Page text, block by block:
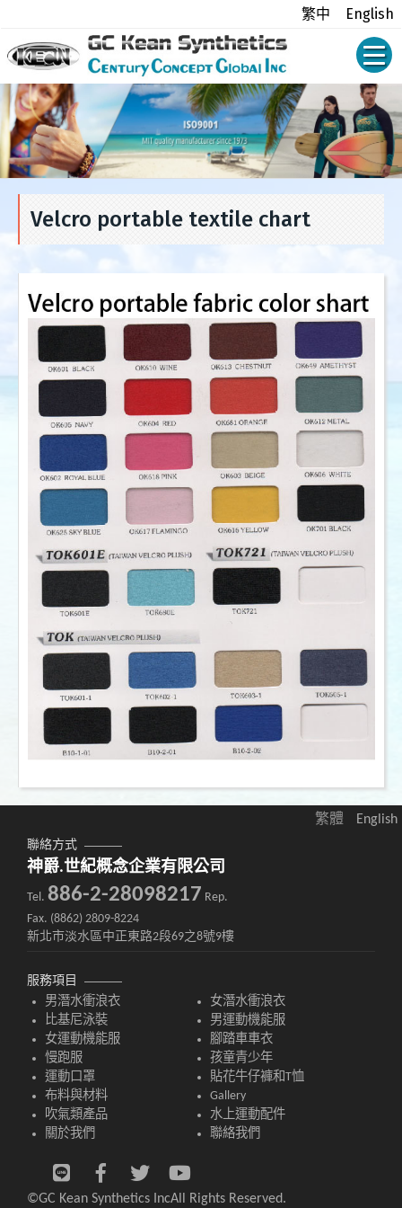
繁中 English
Velcro portable textile chart
繁體 English
聯絡方式
神爵.世紀概念企業有限公司
Tel. 886-2-28098217 Rep.
Fax. (8862) 2809-8224
新北市淡水區中正東路2段69之8號9樓
服務項目
男潛水衝浪衣
女潛水衝浪衣
比基尼泳裝
男運動機能服
女運動機能服
腳踏車車衣
慢跑服
孩童青少年
運動口罩
貼花牛仔褲和T恤
布料與材料
Gallery
吹氣類產品
水上運動配件
關於我們
聯絡我們
©GC Kean Synthetics IncAll Rights Reserved.